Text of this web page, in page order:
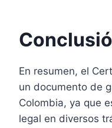
En resumen, el
un documento de
Colombia, ya que
legal en diversos